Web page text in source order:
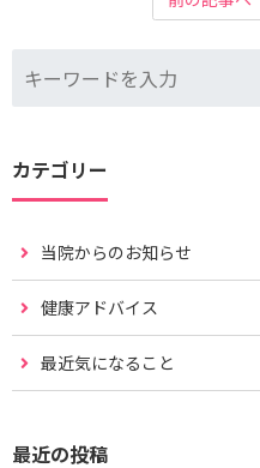
カテゴリー
当院からのお知らせ
健康アドバイス
最近気になること
最近の投稿